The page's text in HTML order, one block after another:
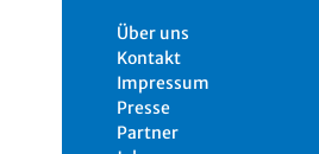
Über uns
Kontakt
Impressum
Presse
Partner